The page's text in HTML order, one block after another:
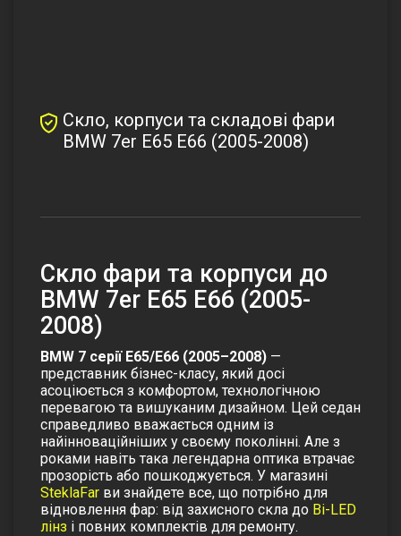
Скло, корпуси та складові фари
BMW 7er E65 E66 (2005-2008)
Скло фари та корпуси до
BMW 7er E65 E66 (2005-
2008)
BMW 7 серії E65/E66 (2005–2008) —
представник бізнес-класу, який досі
асоціюється з комфортом, технологічною
перевагою та вишуканим дизайном. Цей седан
справедливо вважається одним із
найінноваційніших у своєму поколінні. Але з
роками навіть така легендарна оптика втрачає
прозорість або пошкоджується. У магазині
SteklaFar ви знайдете все, що потрібно для
відновлення фар: від захисного скла до Bi-LED
лінз і повних комплектів для ремонту.